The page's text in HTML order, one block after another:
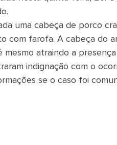
uma cabeça de porco
com farofa. A cabeça do
atraindo a presença
indignação com o
se o caso foi